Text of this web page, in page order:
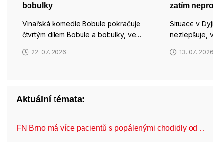
bobulky
Vinařská komedie Bobule pokračuje
čtvrtým dílem Bobule a bobulky, ve…
22. 07. 2026
zatím
Situace v Dyji
nezlepšuje, v
13. 07. 2026
Aktuální témata:
FN Brno má více pacientů s popálenými chodidly od …